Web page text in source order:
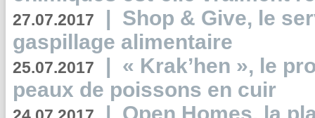
27.07.2017 | Shop & Give, le
gaspillage alimentaire
25.07.2017 | « Krak’hen », le
peaux de poissons en cuir